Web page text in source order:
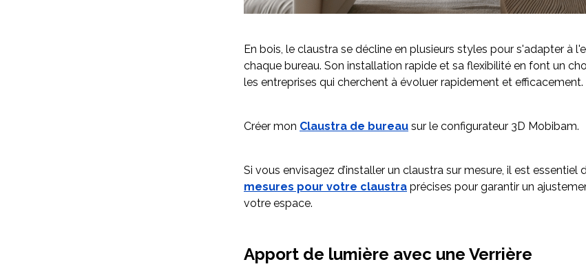
En bois, le claustra se décline en plusieurs styles pour s'adapter à
chaque bureau. Son installation rapide et sa flexibilité en font un
les entreprises qui cherchent à évoluer rapidement et efficacement.
Créer mon Claustra de bureau sur le configurateur 3D Mobibam.
Si vous envisagez d’installer un claustra sur mesure, il est essentiel
mesures pour votre claustra précises pour garantir un
votre espace.
Apport de lumière avec une Verrière